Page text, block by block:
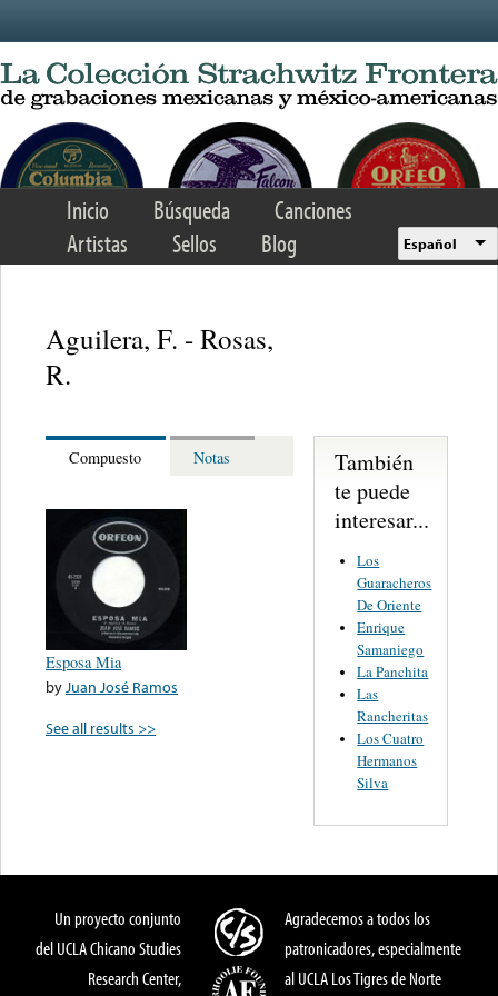
Inicio Búsqueda
Canciones
Artistas
Sellos Blog Español
Aguilera, F. - Rosas,
R.
Compuesto Notas
Esposa Mia
byJuan José Ramos
See all results >>
También
te puede
interesar...
Los
Guaracheros
De Oriente
Enrique
Samaniego
La Panchita
Las
Rancheritas
Los Cuatro
Hermanos
Silva
Un proyecto conjunto
del UCLA Chicano Studies
Research Center,
Agradecemos a todos los
patronicadores, especialmente
al UCLA Los Tigres de Norte